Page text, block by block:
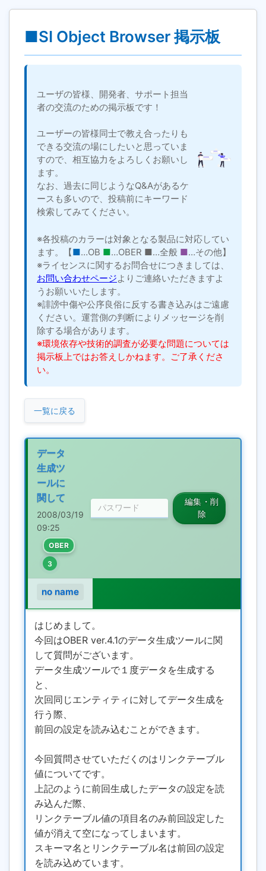
■SI Object Browser 掲示板
ユーザの皆様、開発者、サポート担当
者の交流のための掲示板です！
ユーザーの皆様同士で教え合ったりも
できる交流の場にしたいと思っていま
すので、相互協力をよろしくお願いし
ます。
なお、過去に同じようなQ&Aがあるケ
ースも多いので、投稿前にキーワード
検索してみてください。
※各投稿のカラーは対象となる製品に対応してい
ます。【■…OB ■…OBER ■…全般 ■…その他】
※ライセンスに関するお問合せにつきましては、
お問い合わせページよりご連絡いただきますよ
うお願いいたします。
※誹謗中傷や公序良俗に反する書き込みはご遠慮
ください。運営側の判断によりメッセージを削
除する場合があります。
※環境依存や技術的調査が必要な問題については
掲示板上ではお答えしかねます。ご了承くださ
い。
一覧に戻る
データ
生成ツ
ールに
関して
2008/03/19
09:25
OBER
3
編集・削
除
no name
はじめまして。
今回はOBER ver.4.1のデータ生成ツールに関
して質問がございます。
データ生成ツールで１度データを生成する
と、
次回同じエンティティに対してデータ生成を
行う際、
前回の設定を読み込むことができます。
今回質問させていただくのはリンクテーブル
値についてです。
上記のように前回生成したデータの設定を読
み込んだ際、
リンクテーブル値の項目名のみ前回設定した
値が消えて空になってしまいます。
スキーマ名とリンクテーブル名は前回の設定
を読み込めています。